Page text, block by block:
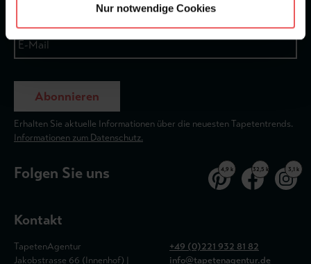
Nur notwendige Cookies
Abonnieren
Erhalten Sie aktuelle Informationen über die neuesten Tapetentrends.
Informationen zum Datenschutz.
Folgen Sie uns 4,9 k 32,5 k 3,1 k
Kontakt
TapetenAgentur
Jakobstrasse 66 (Innenhof) |
+49 (0)221 932 81 82
info@tapetenagentur.de